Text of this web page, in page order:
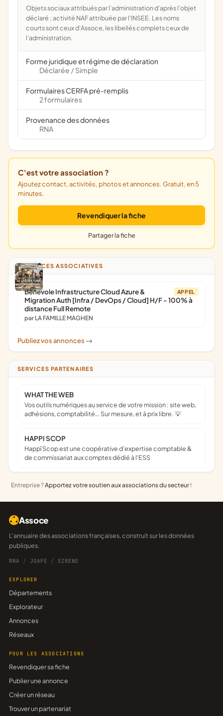
Objets sociaux attribués par l'administration d'après l'objet
déclaré ; activité NAF attribuée par l'INSEE. Les noms
courts sont ceux d'Assoce, les libellés complets ceux de
l'administration.
Forme juridique et régime de déclaration
Déclarée / Simple
Formulaires CERFA pré-remplis
2 formulaires
Provenance des données
RNA
C'est votre association ?
Ajoutez contact, activités, photos et annonces. Gratuit, en 5
minutes.
Revendiquer la fiche
Partager la fiche
ANNONCES ASSOCIATIVES
APPEL
Bénévole Infrastructure Cloud Azure &
Migration Auth [Infra / DevOps / Cloud] H/F - 100% à
distance Full Remote
par LA FAMILLE MAGHEN
Publiez vos annonces ->
SERVICES PARTENAIRES
WHAT THE WEB
Vos outils numériques au service de votre mission : site web,
adhésions, comptabilité… Sur mesure, et à prix libre. 💡
HAPPI SCOP
Happï Scop est une coopérative d’expertise comptable &
de commissariat aux comptes dédié à l'ESS
Entreprise ?Apportez votre soutien aux associations du secteur !
Assoce
L'annuaire des associations françaises, construit sur les données
publiques.
RNA / JOAFE / SIRENE
EXPLORER
Départements
Explorateur
Annonces
Réseaux
POUR LES ASSOCIATIONS
Revendiquer sa fiche
Publier une annonce
Créer un réseau
Trouver un partenariat